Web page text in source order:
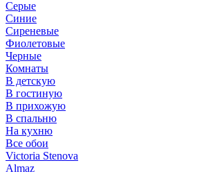
Серые
Синие
Сиреневые
Фиолетовые
Черные
Комнаты
В детскую
В гостиную
В прихожую
В спальню
На кухню
Все обои
Victoria Stenova
Almaz